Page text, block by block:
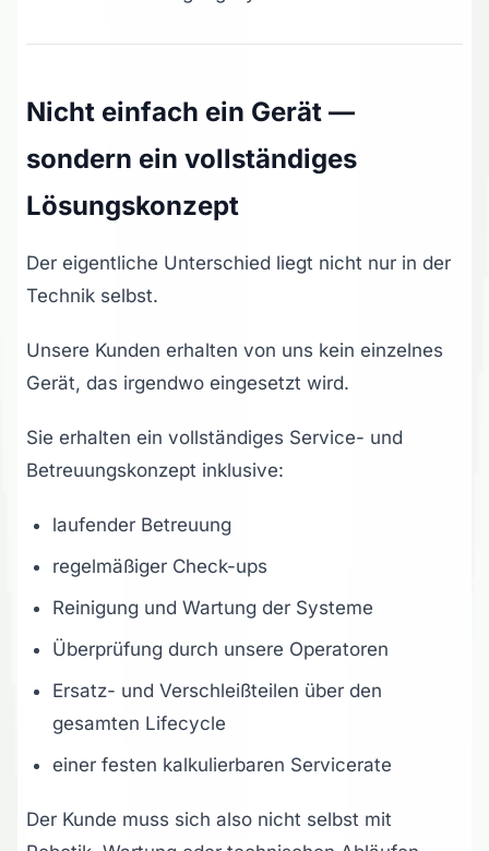
Nicht einfach ein Gerät —
sondern ein vollständiges
Lösungskonzept
Der eigentliche Unterschied liegt nicht nur in der
Technik selbst.
Unsere Kunden erhalten von uns kein einzelnes
Gerät, das irgendwo eingesetzt wird.
Sie erhalten ein vollständiges Service- und
Betreuungskonzept inklusive:
laufender Betreuung
regelmäßiger Check-ups
Reinigung und Wartung der Systeme
Überprüfung durch unsere Operatoren
Ersatz- und Verschleißteilen über den
gesamten Lifecycle
einer festen kalkulierbaren Servicerate
Der Kunde muss sich also nicht selbst mit